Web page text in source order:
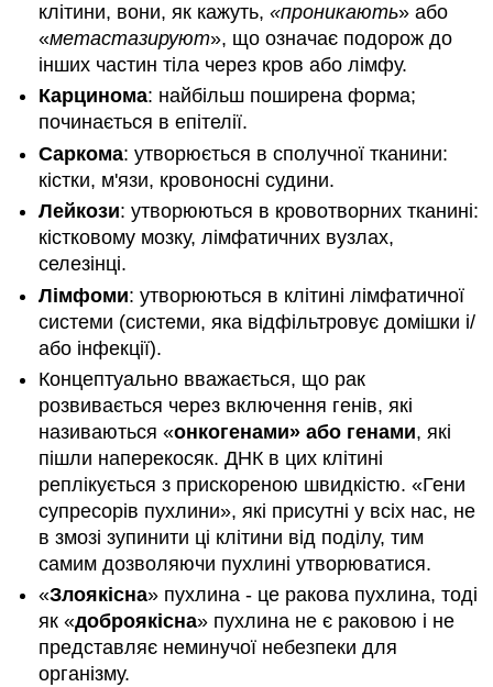
клітини, вони, як кажуть,«проникають» або
«метастазируют», що означає подорож до
інших частин тіла через кров або лімфу.
Карцинома: найбільш поширена форма;
починається в епітелії.
Саркома: утворюється в сполучної тканини:
кістки, м'язи, кровоносні судини.
Лейкози: утворюються в кровотворних тканині:
кістковому мозку, лімфатичних вузлах,
селезінці.
Лімфоми: утворюються в клітині лімфатичної
системи (системи, яка відфільтровує домішки і/
або інфекції).
Концептуально вважається, що рак
розвивається через включення генів, які
називаються «онкогенами» або генами, які
пішли наперекосяк. ДНК в цих клітині
реплікується з прискореною швидкістю. «Гени
супресорів пухлини», які присутні у всіх нас, не
в змозі зупинити ці клітини від поділу, тим
самим дозволяючи пухлині утворюватися.
«Злоякісна» пухлина - це ракова пухлина, тоді
як «доброякісна» пухлина не є раковою і не
представляє неминучої небезпеки для
організму.